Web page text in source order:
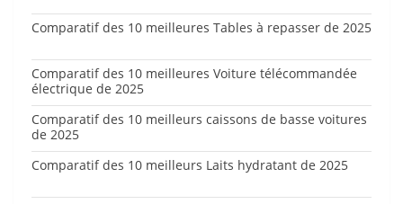
Comparatif des 10 meilleures Tables à repasser de 2025
Comparatif des 10 meilleures Voiture télécommandée
électrique de 2025
Comparatif des 10 meilleurs caissons de basse voitures
de 2025
Comparatif des 10 meilleurs Laits hydratant de 2025